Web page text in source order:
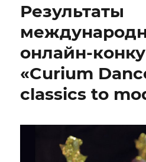
Результаты
онлайн-
«Curium
classics to